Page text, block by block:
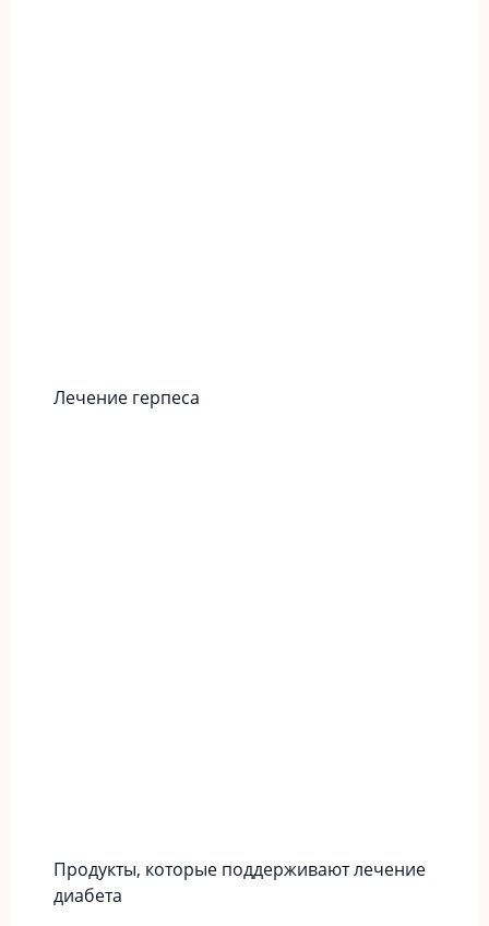
Лечение герпеса
Продукты, которые поддерживают лечение
диабета